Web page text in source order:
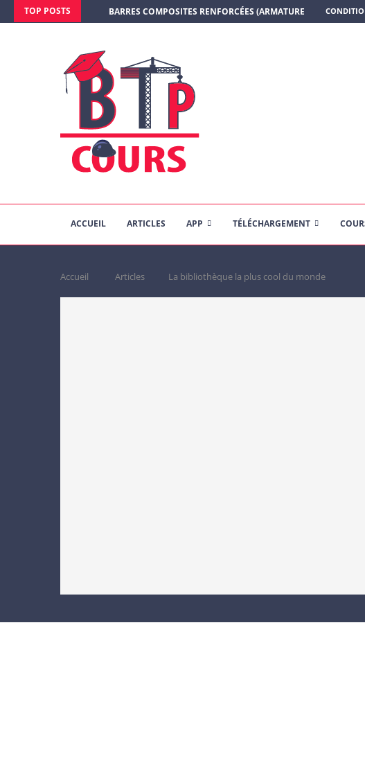
TOP POSTS BARRES COMPOSITES RENFORCÉES (ARMATURE EN
ACCUEIL ARTICLES APP TÉLÉCHARGEMENT
Accueil Articles La bibliothèque la plus cool du monde